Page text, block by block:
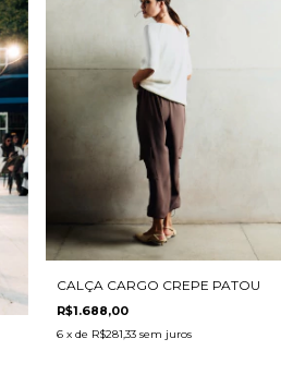
CALÇA CARGO CREPE PATOU
R$1.688,00
6 x de R$281,33 sem juros